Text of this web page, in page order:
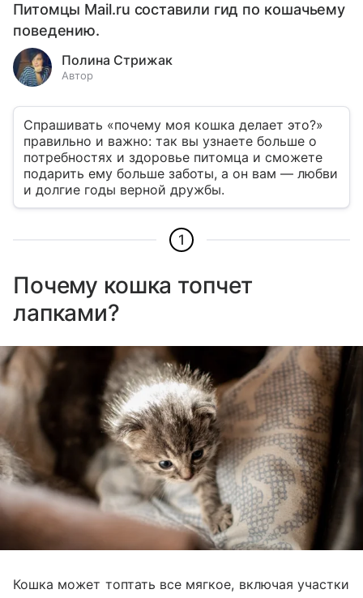
Питомцы Mail.ru составили гид по кошачьему
поведению.
Полина Стрижак
Автор
Спрашивать «почему моя кошка делает это?»
правильно и важно: так вы узнаете больше о
потребностях и здоровье питомца и сможете
подарить ему больше заботы, а он вам — любви
и долгие годы верной дружбы.
1
Почему кошка топчет
лапками?
Кошка может топтать все мягкое, включая участки